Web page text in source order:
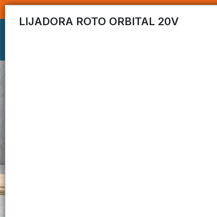
LIJADORA ROTO ORBITAL 20V